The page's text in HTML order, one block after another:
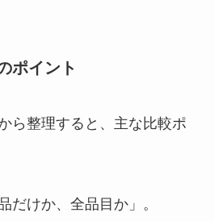
ポイント
ら整理すると、主な比較ポ
だけか、全品目か」。